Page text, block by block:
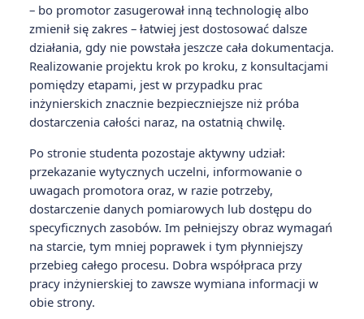
– bo promotor zasugerował inną technologię albo
zmienił się zakres – łatwiej jest dostosować dalsze
działania, gdy nie powstała jeszcze cała dokumentacja.
Realizowanie projektu krok po kroku, z konsultacjami
pomiędzy etapami, jest w przypadku prac
inżynierskich znacznie bezpieczniejsze niż próba
dostarczenia całości naraz, na ostatnią chwilę.
Po stronie studenta pozostaje aktywny udział:
przekazanie wytycznych uczelni, informowanie o
uwagach promotora oraz, w razie potrzeby,
dostarczenie danych pomiarowych lub dostępu do
specyficznych zasobów. Im pełniejszy obraz wymagań
na starcie, tym mniej poprawek i tym płynniejszy
przebieg całego procesu. Dobra współpraca przy
pracy inżynierskiej to zawsze wymiana informacji w
obie strony.